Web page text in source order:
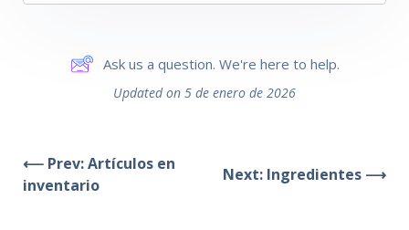
Ask us a question. We're here to help.
Updated on 5 de enero de 2026
⟵ Prev: Artículos en
inventario
Next: Ingredientes ⟶